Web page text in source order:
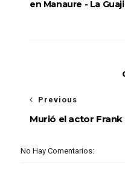
en Manaure - La
Previous
Murió el actor
No Hay Comentarios: